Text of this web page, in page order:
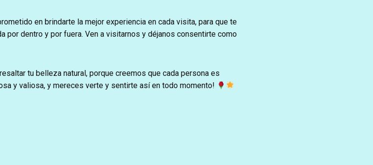
en brindarte la mejor experiencia en cada visita, para que te
por dentro y por fuera. Ven a visitarnos y déjanos consentirte como
tu belleza natural, porque creemos que cada persona es
y valiosa, y mereces verte y sentirte así en todo momento!